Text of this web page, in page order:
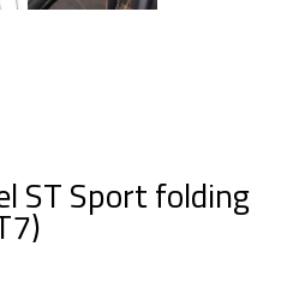
ST Sport folding